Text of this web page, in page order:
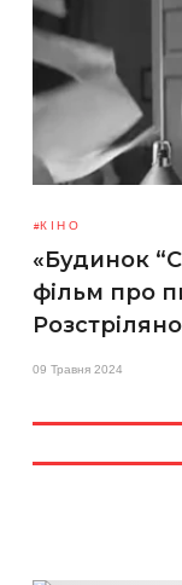
КІНО
«Будинок
фільм про
09 Травня 2024